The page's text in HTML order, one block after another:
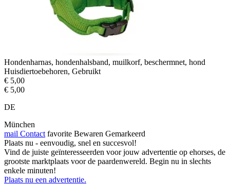
Hondenharnas, hondenhalsband, muilkorf, beschermnet, hond
Huisdiertoebehoren, Gebruikt
€ 5,00
€ 5,00
DE
München
mail Contact favorite Bewaren Gemarkeerd
Plaats nu - eenvoudig, snel en succesvol!
Vind de juiste geïnteresseerden voor jouw advertentie op ehorses, de
grootste marktplaats voor de paardenwereld. Begin nu in slechts
enkele minuten!
Plaats nu een advertentie.